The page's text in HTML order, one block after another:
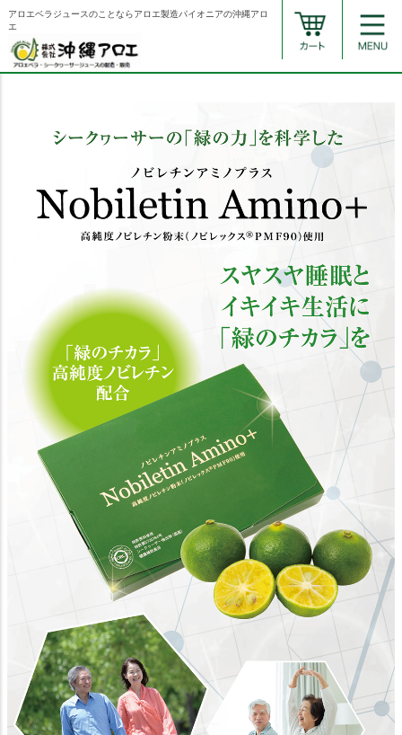
アロエベラジュースのことならアロエ製造パイオニアの沖縄アロ
エ